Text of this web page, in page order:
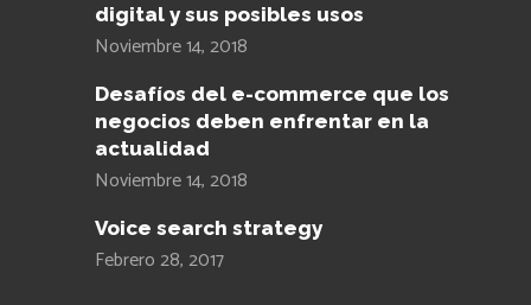
digital y sus posibles usos
Noviembre 14, 2018
Desafíos del e-commerce que los
negocios deben enfrentar en la
actualidad
Noviembre 14, 2018
Voice search strategy
Febrero 28, 2017